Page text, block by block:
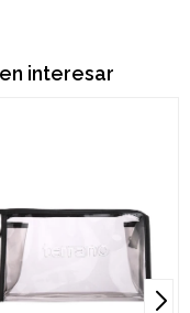
interesar